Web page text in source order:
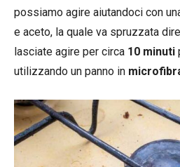
possiamo agire aiutandoci con
e aceto, la quale va spruzzata
lasciate agire per circa 10 minuti
utilizzando un panno in